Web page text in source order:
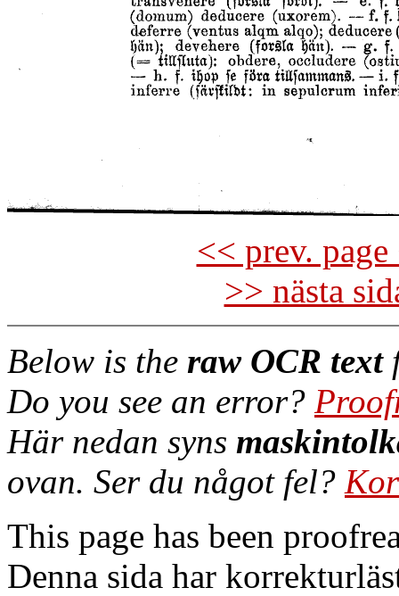
<< prev.
>> nästa
Below is the raw OCR text
Do you see an error?
Här nedan syns
ovan. Ser du något fel?
This page has been
Denna sida har